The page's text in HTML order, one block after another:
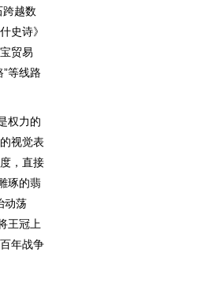
越数
史诗》
贸易
等线路
权力的
视觉表
，直接
琢的翡
动荡
王冠上
年战争